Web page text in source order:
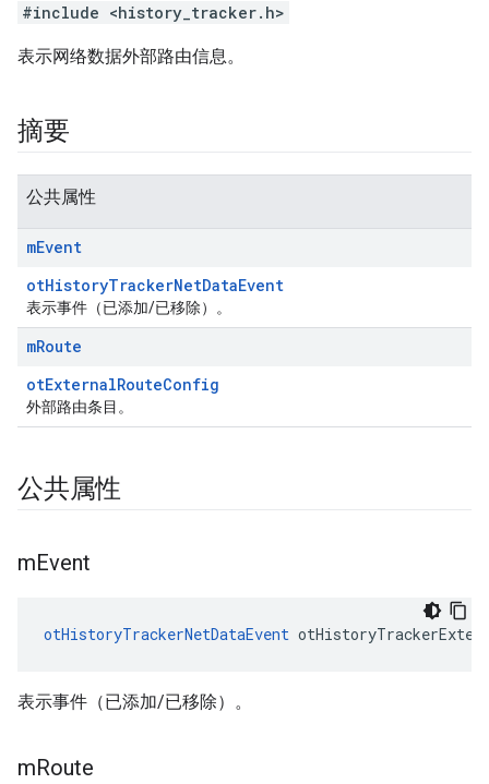
#include <history_tracker.h>
表示网络数据外部路由信息。
摘要
公共属性
mEvent
otHistoryTrackerNetDataEvent
表示事件（已添加/已移除）。
mRoute
otExternalRouteConfig
外部路由条目。
公共属性
mEvent
otHistoryTrackerNetDataEvent
表示事件（已添加/已移除）。
mRoute